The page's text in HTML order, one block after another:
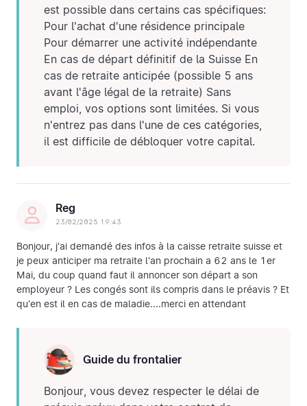
est possible dans certains cas spécifiques:
Pour l'achat d'une résidence principale
Pour démarrer une activité indépendante
En cas de départ définitif de la Suisse En
cas de retraite anticipée (possible 5 ans
avant l'âge légal de la retraite) Sans
emploi, vos options sont limitées. Si vous
n'entrez pas dans l'une de ces catégories,
il est difficile de débloquer votre capital.
Reg
23/02/2025 19:43
Bonjour, j'ai demandé des infos à la caisse retraite suisse et
je peux anticiper ma retraite l'an prochain a 62 ans le 1er
Mai, du coup quand faut il annoncer son départ a son
employeur ? Les congés sont ils compris dans le préavis ? Et
qu'en est il en cas de maladie....merci en attendant
Guide du frontalier
Bonjour, vous devez respecter le délai de